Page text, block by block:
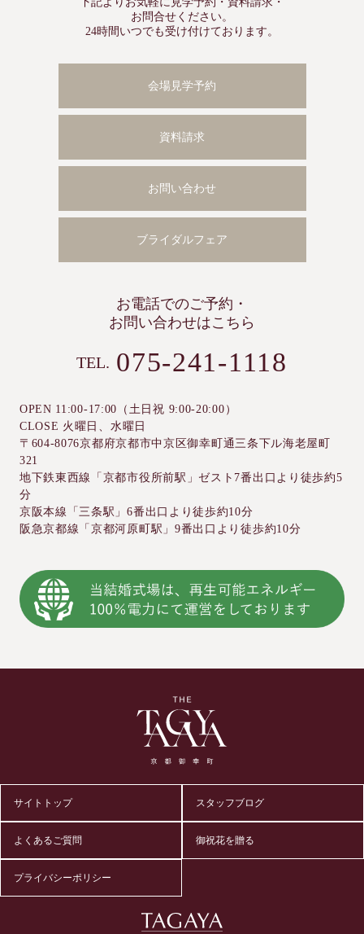
お問合せください。
24時間いつでも受け付けております。
会場見学予約
資料請求
お問い合わせ
ブライダルフェア
お電話でのご予約・
お問い合わせはこちら
TEL. 075-241-1118
OPEN 11:00-17:00（土日祝 9:00-20:00）
CLOSE 火曜日、水曜日
〒604-8076京都府京都市中京区御幸町通三条下ル海老屋町
321
地下鉄東西線「京都市役所前駅」ゼスト7番出口より徒歩約5
分
京阪本線「三条駅」6番出口より徒歩約10分
阪急京都線「京都河原町駅」9番出口より徒歩約10分
サイトトップ スタッフブログ
よくあるご質問 御祝花を贈る
プライバシーポリシー